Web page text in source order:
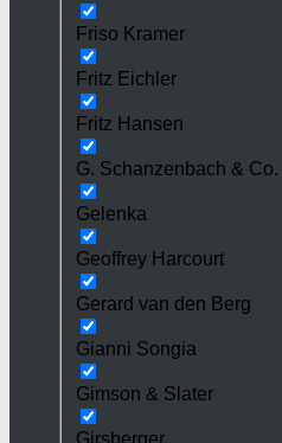
Friso Kramer
Fritz Eichler
Fritz Hansen
G. Schanzenbach & Co.
Gelenka
Geoffrey Harcourt
Gerard van den Berg
Gianni Songia
Gimson & Slater
Girsberger